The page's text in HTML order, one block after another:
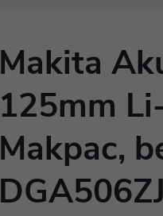
Makita
125mm
Makpac,
DGA506ZJ